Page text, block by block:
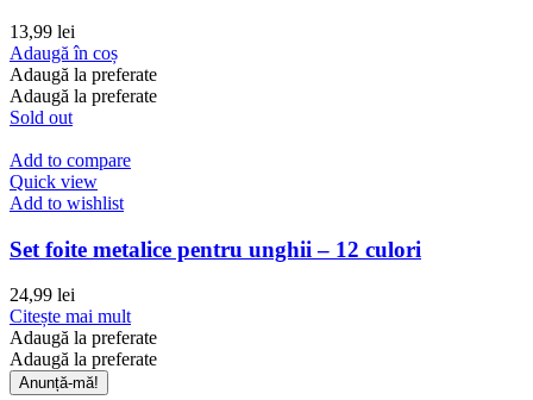
13,99 lei
Adaugă în coș
Adaugă la preferate
Adaugă la preferate
Sold out
Add to compare
Quick view
Add to wishlist
Set foite metalice pentru unghii – 12 culori
24,99 lei
Citește mai mult
Adaugă la preferate
Adaugă la preferate